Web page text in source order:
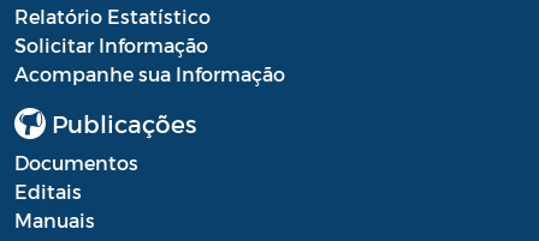
Relatório Estatístico
Solicitar Informação
Acompanhe sua Informação
Publicações
Documentos
Editais
Manuais